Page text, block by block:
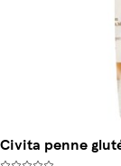
Civita penne